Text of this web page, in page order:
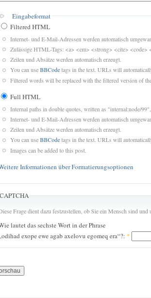
Eingabeformat
Filtered HTML
Internet- und E-Mail-Adressen werden automatisch
Zulässige HTML-Tags: <a> <em> <strong> <cite>
Zeilen und Absätze werden automatisch erzeugt.
You can useBBCodetags in the text. URLs will
Filtered words will be replaced with the filtered version of
Full HTML
Internal paths in double quotes, written as "internal:node/
Internet- und E-Mail-Adressen werden automatisch
Zeilen und Absätze werden automatisch erzeugt.
You can useBBCodetags in the text. URLs will
Images can be added to this post.
Informationen über Formatierungsoptionen
CAPTCHA
Frage dient dazu festzustellen, ob Sie ein Mensch sind
lautet das sechste Wort in der Phrase
exope ewe agab axelovu egomeq era“?: *